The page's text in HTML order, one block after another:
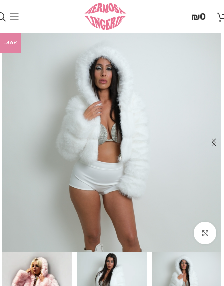
זֶה
תַּפְרִיט
הֵנְּגִישׁוּת
₪0
-36%
Click to enlarge